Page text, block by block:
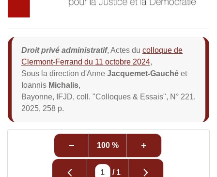
Droit privé administratif, Actes du colloque de
Clermont-Ferrand du 11 octobre 2024,
Sous la direction d'Anne Jacquemet-Gauché et
Ioannis Michalis,
Bayonne, IFJD, coll. "Colloques & Essais", N° 221,
2025, 258 p.
100 %
/ 1